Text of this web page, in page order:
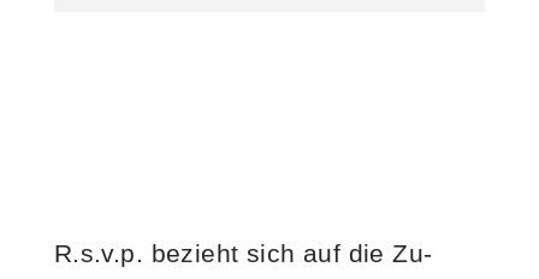
R.s.v.p. bezieht sich auf die Zu-